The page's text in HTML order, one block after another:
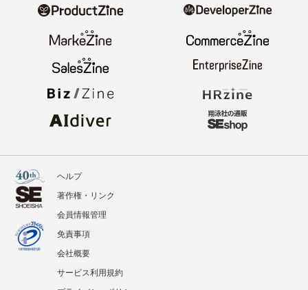
ヘルプ
著作権・リンク
会員情報管理
免責事項
会社概要
サービス利用規約